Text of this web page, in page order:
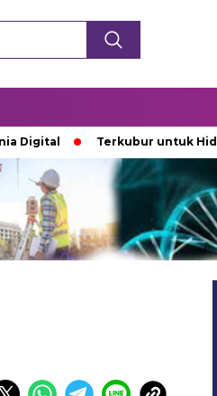
Terkubur untuk Hidup